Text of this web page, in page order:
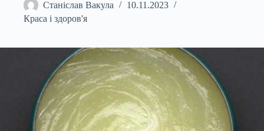
Станіслав Вакула
10.11.2023
Краса і здоров'я